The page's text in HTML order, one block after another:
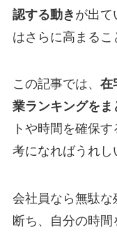
認する動き が出て
はさらに高まるこ
この記事では、 在
業ランキングをま
トや時間を確保
考になればうれし
会社員なら無駄な
断ち、自分の時